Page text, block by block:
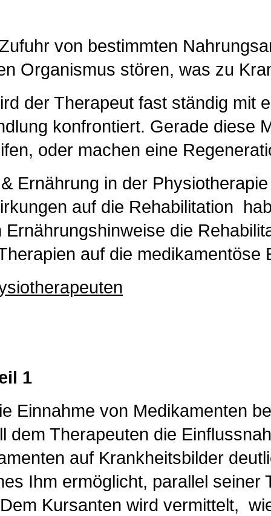
von bestimmten
Organismus stören, was zu
der Therapeut fast ständig mit
konfrontiert. Gerade diese
oder machen eine
Ernährung in der
auf die Rehabilitation
die
auf die
1
Einnahme von Medikamenten
soll dem Therapeuten die
auf Krankheitsbilder
Ihm ermöglicht, parallel seiner
Kursanten wird vermittelt,